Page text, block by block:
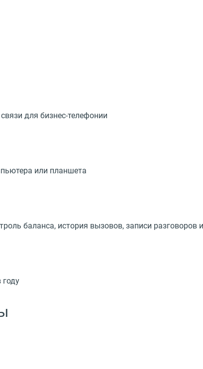
для бизнес-телефонии
или планшета
баланса, история вызовов, записи разговоров